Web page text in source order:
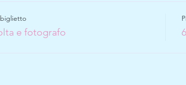
e fotografo